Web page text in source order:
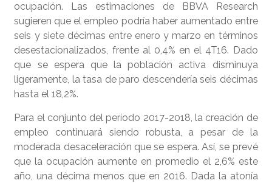
ocupación. Las estimaciones de BBVA Research
sugieren que el empleo podría haber aumentado entre
seis y siete décimas entre enero y marzo en términos
desestacionalizados, frente al 0,4% en el 4T16. Dado
que se espera que la población activa disminuya
ligeramente, la tasa de paro descendería seis décimas
hasta el 18,2%.
Para el conjunto del período 2017-2018, la creación de
empleo continuará siendo robusta, a pesar de la
moderada desaceleración que se espera. Así, se prevé
que la ocupación aumente en promedio el 2,6% este
año, una décima menos que en 2016. Dada la atonía